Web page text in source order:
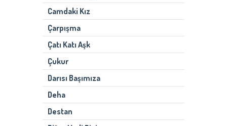
Camdaki Kız
Çarpışma
Çatı Katı Aşk
Çukur
Darısı Başımıza
Deha
Destan